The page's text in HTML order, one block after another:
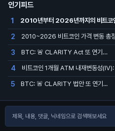
인기피드
1 2010년부터 2026년까지의 비트코
2 2010~2026 비트코인 가격 변동 총
3 BTC: 🚨 CLARITY Act 또 연기…
4 비트코인 1개월 ATM 내재변동성
5 BTC: 🚨 CLARITY 법안 또 연기...